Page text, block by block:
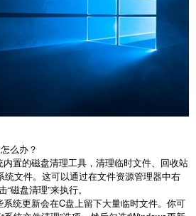
么办？
置的磁盘清理工具，清理临时文件、回收站
文件。这可以通过在文件资源管理器中右
“磁盘清理”来执行。
系统更新会在C盘上留下大量临时文件。你可